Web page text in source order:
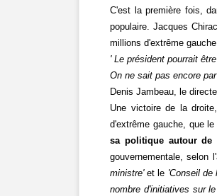
C'est la première fois,
populaire. Jacques
millions d'extrême
' Le président pourrait
On ne sait pas encore
Denis Jambeau, le
Une victoire de la
d'extrême gauche, que
sa politique autour de
gouvernementale, selon
ministre'et le 'Conseil de
nombre d'initiatives sur